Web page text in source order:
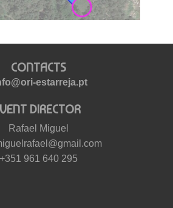
CONTACTS
estarreja.pt
DIRECTOR
Rafael Miguel
+351 961 640 295